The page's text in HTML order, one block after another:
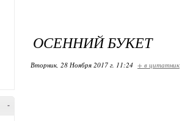
-
ОСЕННИЙ БУКЕТ
Вторник, 28 Ноября 2017 г. 11:24 + в цитатник